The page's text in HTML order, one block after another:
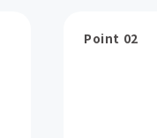
Point 02